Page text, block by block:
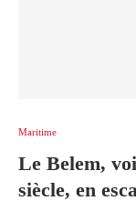
Maritime
Le Belem,
siècle, en